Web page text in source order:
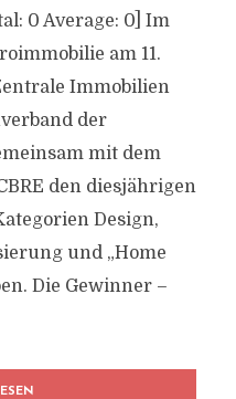
0 Average: 0] Im
am 11.
Immobilien
der
mit dem
den diesjährigen
Design,
und „Home
Die Gewinner –